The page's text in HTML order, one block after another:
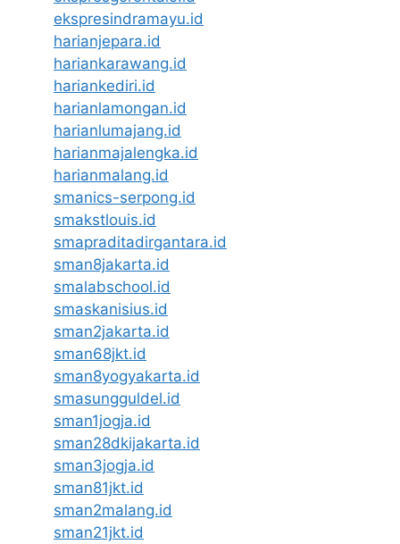
ekspresindramayu.id
harianjepara.id
hariankarawang.id
hariankediri.id
harianlamongan.id
harianlumajang.id
harianmajalengka.id
harianmalang.id
smanics-serpong.id
smakstlouis.id
smapraditadirgantara.id
sman8jakarta.id
smalabschool.id
smaskanisius.id
sman2jakarta.id
sman68jkt.id
sman8yogyakarta.id
smasungguldel.id
sman1jogja.id
sman28dkijakarta.id
sman3jogja.id
sman81jkt.id
sman2malang.id
sman21jkt.id